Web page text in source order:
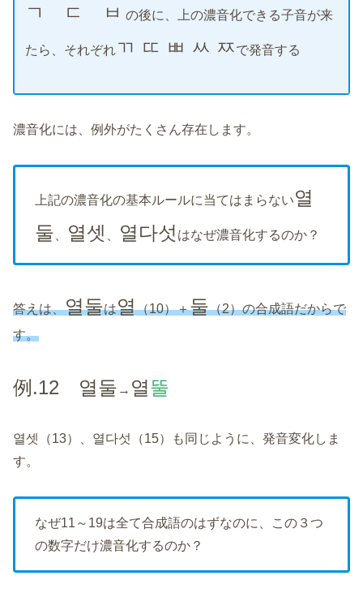
ㄱ ㄷ ㅂ の後に、上の濃音化できる子音が来
たら、それぞれㄲ ㄸ ㅃ ㅆ ㅉで発音する
濃音化には、例外がたくさん存在します。
上記の濃音化の基本ルールに当てはまらない열
둘
열셋 열다섯 はなぜ濃音化するのか？
答えは、열둘は열（10）＋둘（2）の合成語だからで
す。
例.12 열둘 → 열뚤
열셋（13）、열다섯（15）も同じように、発音変化しま
す。
なぜ11～19は全て合成語のはずなのに、この３つ
の数字だけ濃音化するのか？